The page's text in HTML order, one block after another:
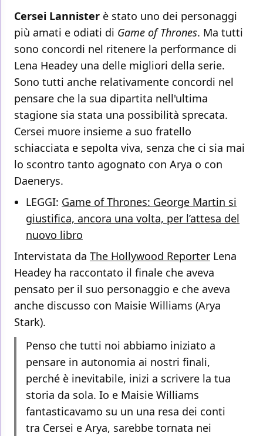
Cersei Lannister è stato uno dei personaggi
più amati e odiati di Game of Thrones. Ma tutti
sono concordi nel ritenere la performance di
Lena Headey una delle migliori della serie.
Sono tutti anche relativamente concordi nel
pensare che la sua dipartita nell'ultima
stagione sia stata una possibilità sprecata.
Cersei muore insieme a suo fratello
schiacciata e sepolta viva, senza che ci sia mai
lo scontro tanto agognato con Arya o con
Daenerys.
LEGGI: Game of Thrones: George Martin si
giustifica, ancora una volta, per l’attesa del
nuovo libro
Intervistata da The Hollywood Reporter Lena
Headey ha raccontato il finale che aveva
pensato per il suo personaggio e che aveva
anche discusso con Maisie Williams (Arya
Stark).
Penso che tutti noi abbiamo iniziato a
pensare in autonomia ai nostri finali,
perché è inevitabile, inizi a scrivere la tua
storia da sola. Io e Maisie Williams
fantasticavamo su un una resa dei conti
tra Cersei e Arya, sarebbe tornata nei